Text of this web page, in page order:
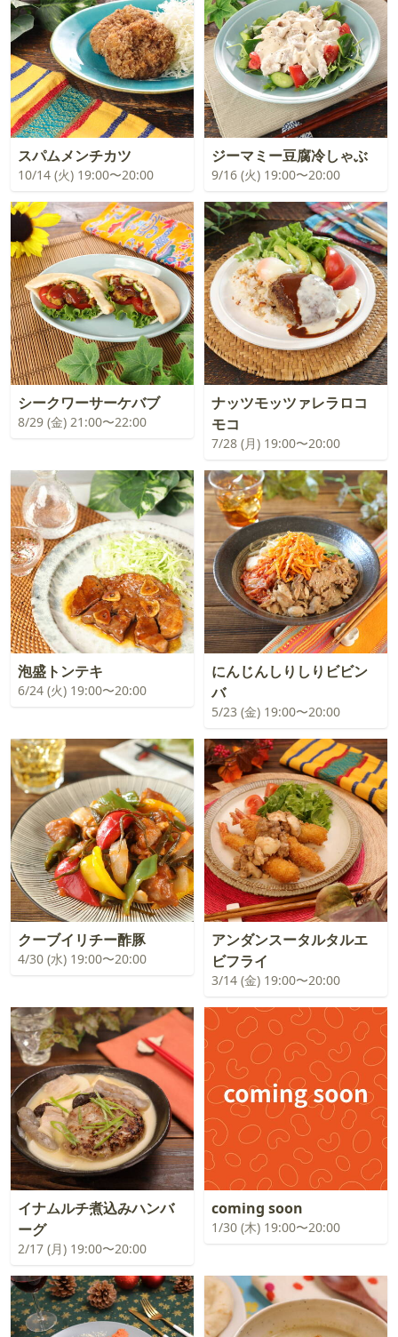
スパムメンチカツ
10/14 (火) 19:00〜20:00
ジーマミー豆腐冷しゃぶ
9/16 (火) 19:00〜20:00
シークワーサーケバブ
8/29 (金) 21:00〜22:00
ナッツモッツァレラロコ
モコ
7/28 (月) 19:00〜20:00
泡盛トンテキ
6/24 (火) 19:00〜20:00
にんじんしりしりビビン
バ
5/23 (金) 19:00〜20:00
クーブイリチー酢豚
4/30 (水) 19:00〜20:00
アンダンスータルタルエ
ビフライ
3/14 (金) 19:00〜20:00
イナムルチ煮込みハンバ
ーグ
2/17 (月) 19:00〜20:00
coming soon
1/30 (木) 19:00〜20:00